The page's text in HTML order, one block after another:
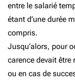
entre le salarié
étant d’une durée
compris.
Jusqu’alors, pour
carence devait être
ou en cas de